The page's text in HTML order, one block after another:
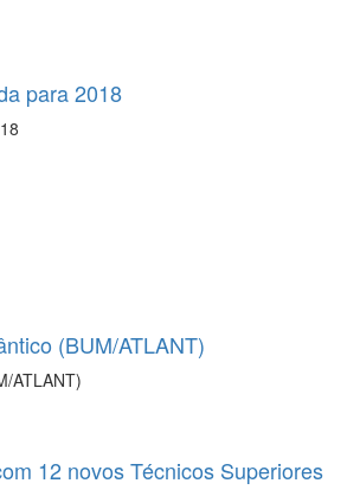
para 2018
(BUM/ATLANT)
ATLANT)
12 novos Técnicos Superiores